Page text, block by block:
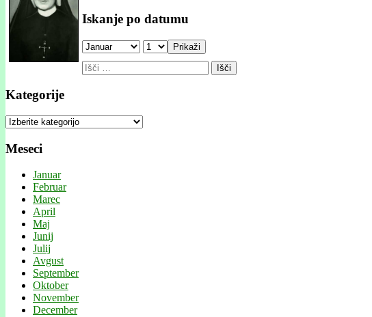
Iskanje po datumu
Prikaži
Išči:
Kategorije
Kategorije
Meseci
Januar
Februar
Marec
April
Maj
Junij
Julij
Avgust
September
Oktober
November
December